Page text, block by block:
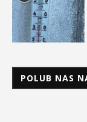
POLUB NAS